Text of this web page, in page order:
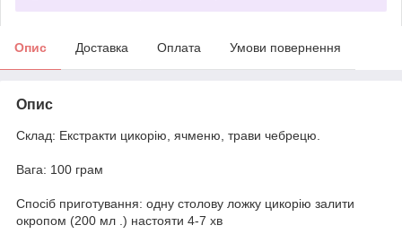
Опис Доставка Оплата Умови повернення
Опис
Склад: Екстракти цикорію, ячменю, трави чебрецю.
Вага: 100 грам
Спосіб приготування: одну столову ложку цикорію залити
окропом (200 мл .) настояти 4-7 хв